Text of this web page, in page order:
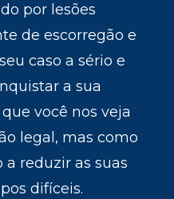
por lesões
de escorregão e
caso a sério e
a sua
você nos veja
legal, mas como
a reduzir as suas
difíceis.